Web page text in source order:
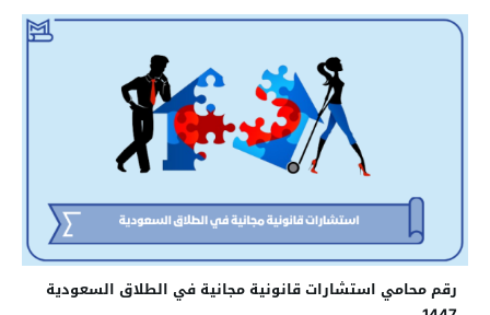
رقم محامي استشارات قانونية مجانية في الطلاق السعودية